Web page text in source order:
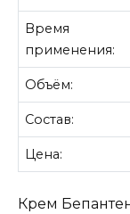
Время
применения:
Объём:
Состав:
Цена:
Крем